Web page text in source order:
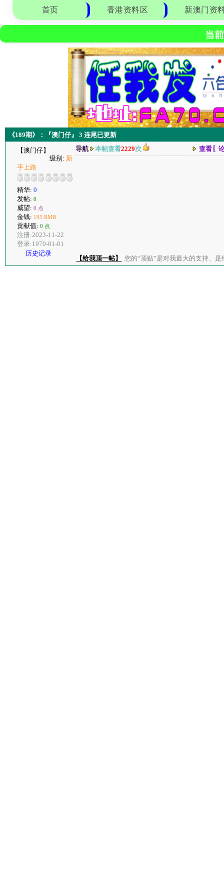
首页 香港资料区 新澳门资
当
《189期》：『澳门仔』 3 连尾已更新
【澳门仔】
级别: 新
手上路
精华: 0
发帖: 0
威望: 0 点
金钱: 195 RMB
贡献值: 0 点
注册:2023-11-22
登录:1970-01-01
历史记录
导航 本帖查看2229次 查看〖
【给我顶一帖】 您的“顶贴”是对我最大的支持、